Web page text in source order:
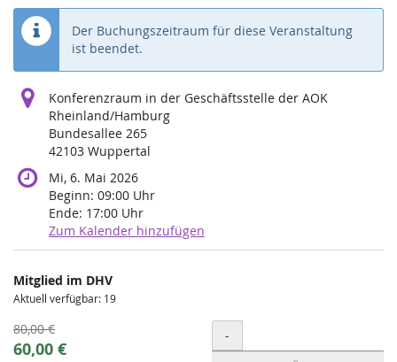
Der Buchungszeitraum für diese Veranstaltung
ist beendet.
Konferenzraum in der Geschäftsstelle der AOK
Rheinland/Hamburg
Bundesallee 265
42103 Wuppertal
Mi, 6. Mai 2026
Beginn: 09:00 Uhr
Ende: 17:00 Uhr
Zum Kalender hinzufügen
Produkte
Unkategorisierte
Produkte
Mitglied im DHV
Aktuell verfügbar: 19
Ursprünglicher
Preis:
80,00 €
Neuer
60,00 €
Menge
-